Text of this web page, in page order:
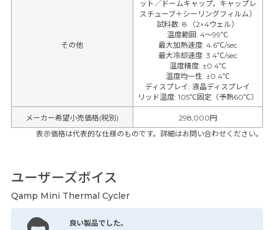
その他
ット／ドームキャップ，キャップレ
スチューブ＋シーリングフィルム）
試料数:8 （2×4ウェル）
温度範囲:4～99℃
最大加熱速度: 4.6℃/sec
最大冷却速度: 3.4℃/sec
温度精度: ±0.4℃
温度均一性: ±0.4℃
ディスプレイ: 液晶ディスプレイ
リッド温度: 105℃固定（予熱60℃）
メーカー希望小売価格(税別)
298,000円
表示価格は代表的な仕様のものです。詳細はお問い合わせください。
ユーザーズボイス
Qamp Mini Thermal Cycler
良い製品でした。